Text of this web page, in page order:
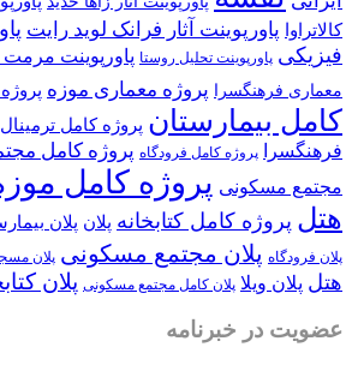
کالاتراوا پاورپوینت آثار فرانک لوید رایت
فیزیکی پاورپوینت تحلیل روستا پاورپوینت مرمت
معماری فرهنگسرا پروژه معماری موزه
کامل بیمارستان پروژه کامل ترمینال
فرهنگسرا
پروژه کامل فرودگاه پروژه کامل
مجتمع مسکونی پروژه کامل
هتل پروژه کامل کتابخانه پلان پلان
پلان فرودگاه پلان مجتمع مسکونی پلان
هتل پلان ویلا پلان کامل مجتمع مسکونی پلان
عضویت در خبرنامه